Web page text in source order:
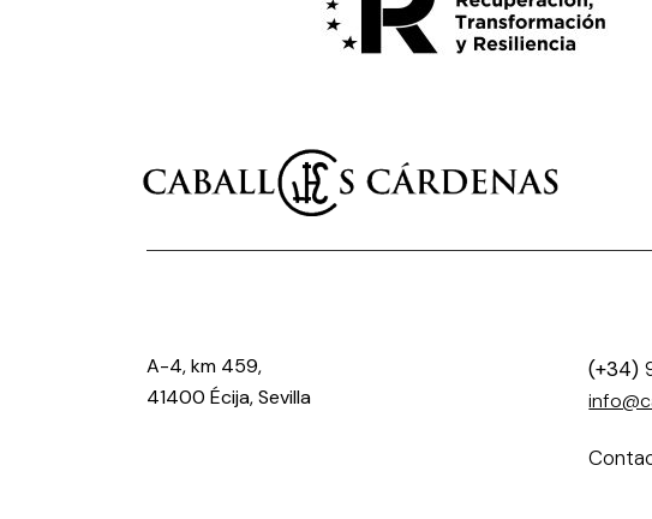
A-4, km 459,
41400 Écija, Sevilla
(+34)